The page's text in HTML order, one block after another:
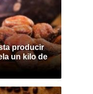
producir
un kilo de